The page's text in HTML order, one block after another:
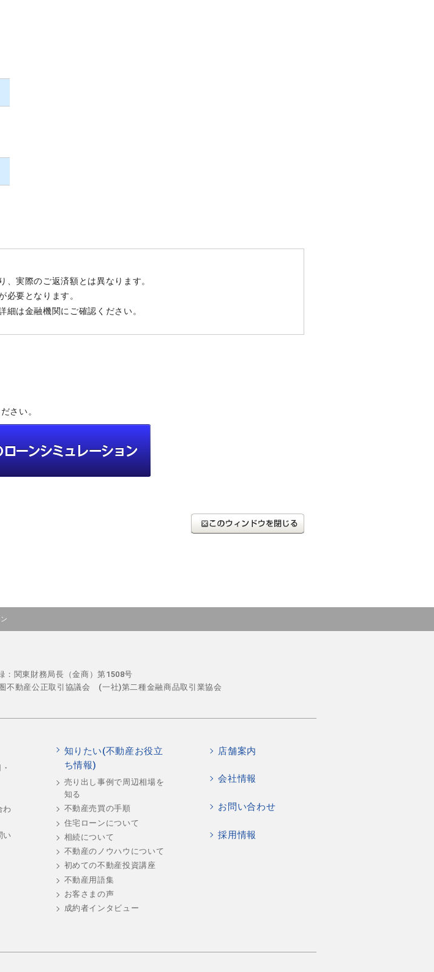
、実際のご返済額とは異なります。
必要となります。
細は金融機関にご確認ください。
さい。
：関東財務局長（金商）第1508号
不動産公正取引協議会 (一社)第二種金融商品取引業協会
わ
い
知りたい(不動産お役立
ち情報)
売り出し事例で周辺相場を
知る
不動産売買の手順
住宅ローンについて
相続について
不動産のノウハウについて
初めての不動産投資講座
不動産用語集
お客さまの声
成約者インタビュー
店舗案内
会社情報
お問い合わせ
採用情報